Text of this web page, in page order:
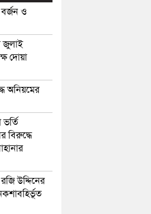
ও
জুলাই
দোয়া
অনিয়মের
বিরুদ্ধে
উদ্দিনের